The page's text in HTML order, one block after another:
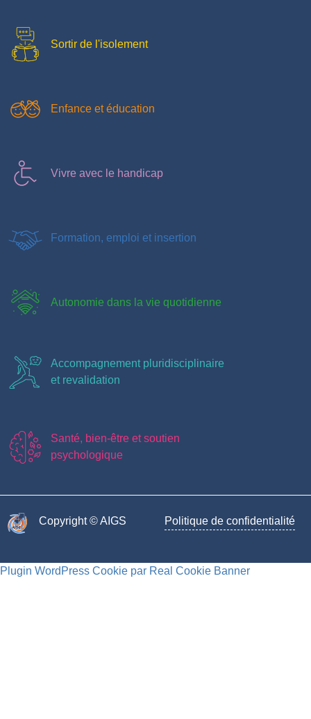
Sortir de l'isolement
Enfance et éducation
Vivre avec le handicap
Formation, emploi et insertion
Autonomie dans la vie quotidienne
Accompagnement pluridisciplinaire
et revalidation
Santé, bien-être et soutien
psychologique
Copyright © AIGS​ Politique de confidentialité
Plugin WordPress Cookie par Real Cookie Banner